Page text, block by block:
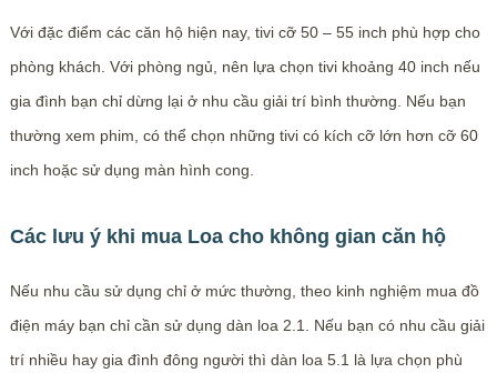
Với đặc điểm các căn hộ hiện nay, tivi cỡ 50 – 55 inch phù hợp cho
phòng khách. Với phòng ngủ, nên lựa chọn tivi khoảng 40 inch nếu
gia đình bạn chỉ dừng lại ở nhu cầu giải trí bình thường. Nếu bạn
thường xem phim, có thể chọn những tivi có kích cỡ lớn hơn cỡ 60
inch hoặc sử dụng màn hình cong.
Các lưu ý khi mua Loa cho không gian căn hộ
Nếu nhu cầu sử dụng chỉ ở mức thường, theo kinh nghiệm mua đồ
điện máy bạn chỉ cần sử dụng dàn loa 2.1. Nếu bạn có nhu cầu giải
trí nhiều hay gia đình đông người thì dàn loa 5.1 là lựa chọn phù